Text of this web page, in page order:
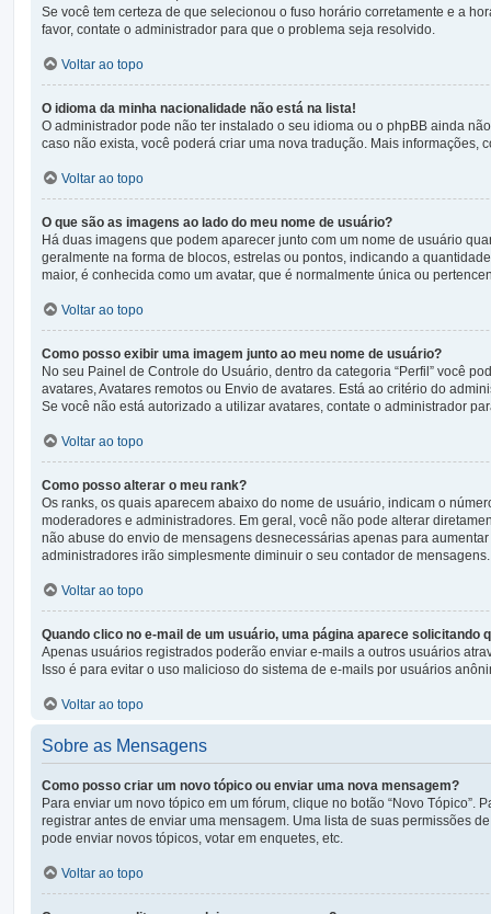
Se você tem certeza de que selecionou o fuso horário corretamente e a
favor, contate o administrador para que o problema seja resolvido.
Voltar ao topo
O idioma da minha nacionalidade não está na lista!
O administrador pode não ter instalado o seu idioma ou o phpBB ainda
caso não exista, você poderá criar uma nova tradução. Mais informações,
Voltar ao topo
O que são as imagens ao lado do meu nome de usuário?
Há duas imagens que podem aparecer junto com um nome de usuário
geralmente na forma de blocos, estrelas ou pontos, indicando a
maior, é conhecida como um avatar, que é normalmente única ou
Voltar ao topo
Como posso exibir uma imagem junto ao meu nome de usuário?
No seu Painel de Controle do Usuário, dentro da categoria “Perfil” você
avatares, Avatares remotos ou Envio de avatares. Está ao critério do
Se você não está autorizado a utilizar avatares, contate o administrador
Voltar ao topo
Como posso alterar o meu rank?
Os ranks, os quais aparecem abaixo do nome de usuário, indicam o
moderadores e administradores. Em geral, você não pode alterar
não abuse do envio de mensagens desnecessárias apenas para
administradores irão simplesmente diminuir o seu contador de mensagens.
Voltar ao topo
Quando clico no e-mail de um usuário, uma página aparece solicitando
Apenas usuários registrados poderão enviar e-mails a outros usuários
Isso é para evitar o uso malicioso do sistema de e-mails por usuários
Voltar ao topo
Sobre as Mensagens
Como posso criar um novo tópico ou enviar uma nova mensagem?
Para enviar um novo tópico em um fórum, clique no botão “Novo Tópico”.
registrar antes de enviar uma mensagem. Uma lista de suas permissões
pode enviar novos tópicos, votar em enquetes, etc.
Voltar ao topo